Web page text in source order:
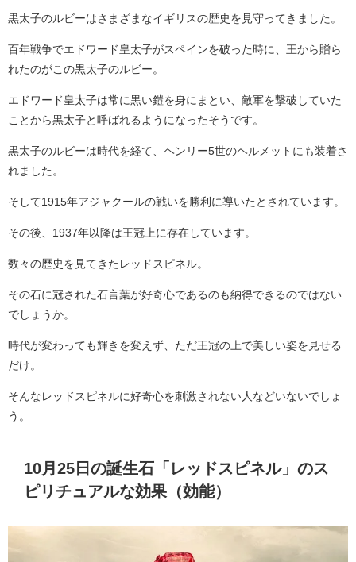
黒太子のルビーはさまざまなイギリスの歴史を見守ってきました。
百年戦争でエドワード皇太子がスペインを破った時に、王から贈ら
れたのがこの黒太子のルビー。
エドワード皇太子は常に黒い鎧を身にまとい、敵軍を撃破していた
ことから黒太子と呼ばれるようになったそうです。
黒太子のルビーは時代を経て、ヘンリー5世のヘルメットにも装着さ
れました。
そして1915年アジャクールの戦いを勝利に導いたとされています。
その後、1937年以降は王冠上に存在しています。
数々の歴史を見てきたレッドスピネル。
その石に冠された石言葉が好奇心であるのも納得できるのではない
でしょうか。
時代が変わっても輝きを変えず、ただ王冠の上で美しい姿を見せる
だけ。
そんなレッドスピネルに好奇心を刺激されない人などいないでしょ
う。
10月25日の誕生石「レッドスピネル」のス
ピリチュアルな効果（効能）